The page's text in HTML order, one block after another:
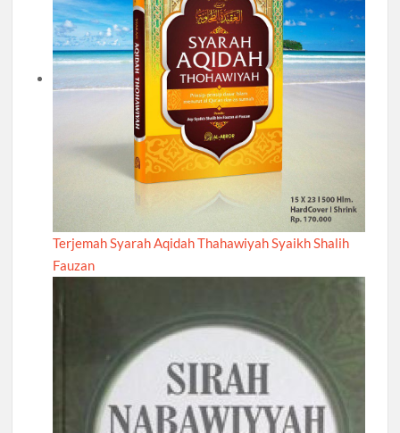
Terjemah Syarah Aqidah Thahawiyah Syaikh Shalih
Fauzan